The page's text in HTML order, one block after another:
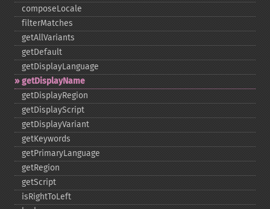
composeLocale
filterMatches
getAllVariants
getDefault
getDisplayLanguage
getDisplayName
getDisplayRegion
getDisplayScript
getDisplayVariant
getKeywords
getPrimaryLanguage
getRegion
getScript
isRightToLeft